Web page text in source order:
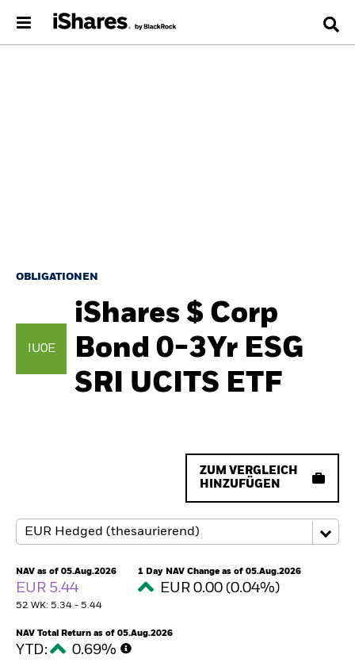
OBLIGATIONEN
IU0E
iShares $ Corp
Bond 0-3Yr ESG
SRI UCITS ETF
ZUM VERGLEICH
HINZUFÜGEN
NAV as of 05.Aug.2026
EUR 5.44
52 WK: 5.34 - 5.44
1 Day NAV Change as of 05.Aug.2026
EUR 0.00 (0.04%)
NAV Total Return as of 05.Aug.2026
YTD: 0.69%